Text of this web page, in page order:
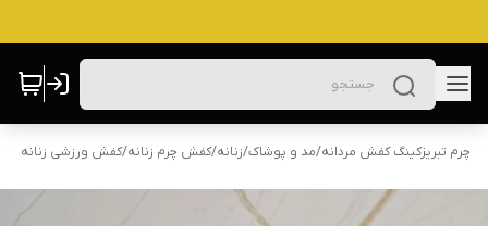
چرم تبریزکینگ کفش مردانه/مد و پوشاک/زنانه/کفش چرم زنانه/کفش ورزشی زنانه